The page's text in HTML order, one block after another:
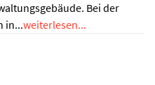
Bei der
in...weiterlesen...